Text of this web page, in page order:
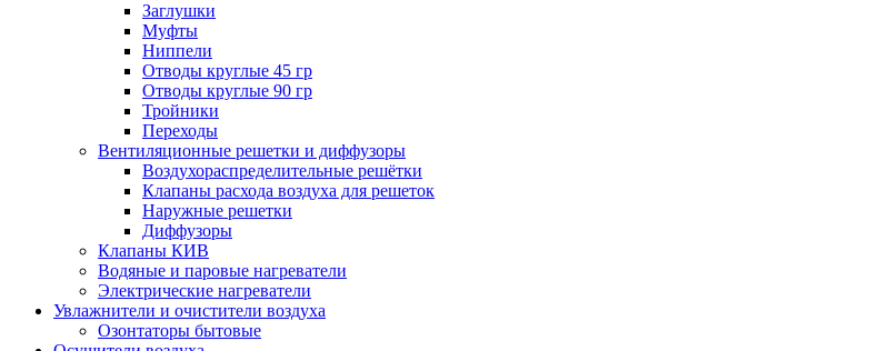
Заглушки
Муфты
Ниппели
Отводы круглые 45 гр
Отводы круглые 90 гр
Тройники
Переходы
Вентиляционные решетки и диффузоры
Воздухораспределительные решётки
Клапаны расхода воздуха для решеток
Наружные решетки
Диффузоры
Клапаны КИВ
Водяные и паровые нагреватели
Электрические нагреватели
Увлажнители и очистители воздуха
Озонтаторы бытовые